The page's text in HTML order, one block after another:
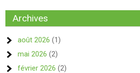
Archives
août 2026 (1)
mai 2026 (2)
février 2026 (2)